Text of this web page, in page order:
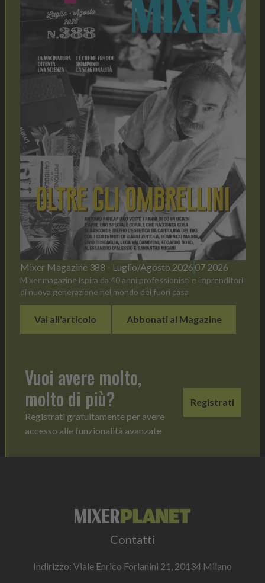
Mixer Magazine 388 - Luglio/Agosto 2026 07 2026
Mixer magazine ispira da 40 anni professionisti e imprenditori
di nuova generazione nel mondo del fuori casa
Vai all'articolo Abbonati al Magazine
Vuoi avere molto,
molto di più?
Registrati gratuitamente per avere
accesso alle funzionalità avanzate
Registrati
Contatti
Indirizzo: Viale Enrico Forlanini 21, 20134 Milano